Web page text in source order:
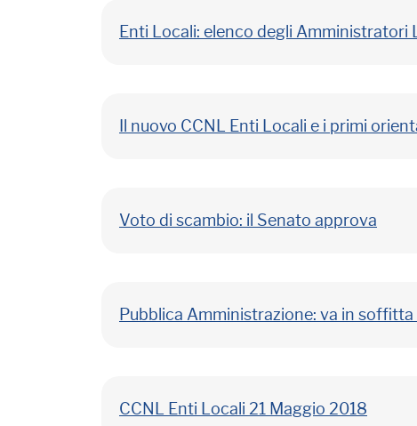
Enti Locali: elenco degli Amministratori
Il nuovo CCNL Enti Locali e i primi
Voto di scambio: il Senato approva
Pubblica Amministrazione: va in
CCNL Enti Locali 21 Maggio 2018